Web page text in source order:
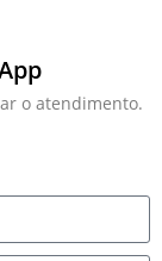
o atendimento.